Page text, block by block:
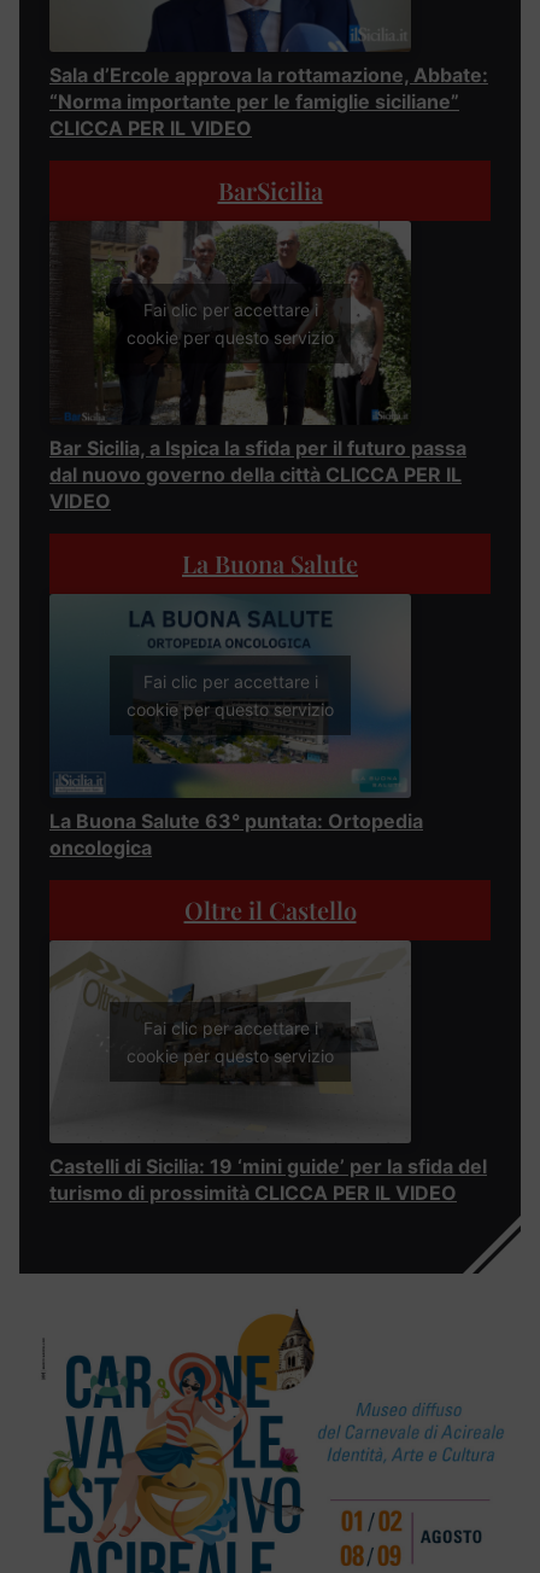
Sala d’Ercole approva la rottamazione, Abbate:
“Norma importante per le famiglie siciliane”
CLICCA PER IL VIDEO
BarSicilia
Fai clic per accettare i
cookie per questo servizio
Bar Sicilia, a Ispica la sfida per il futuro passa
dal nuovo governo della città CLICCA PER IL
VIDEO
La Buona Salute
Fai clic per accettare i
cookie per questo servizio
La Buona Salute 63° puntata: Ortopedia
oncologica
Oltre il Castello
Fai clic per accettare i
cookie per questo servizio
Castelli di Sicilia: 19 ‘mini guide’ per la sfida del
turismo di prossimità CLICCA PER IL VIDEO